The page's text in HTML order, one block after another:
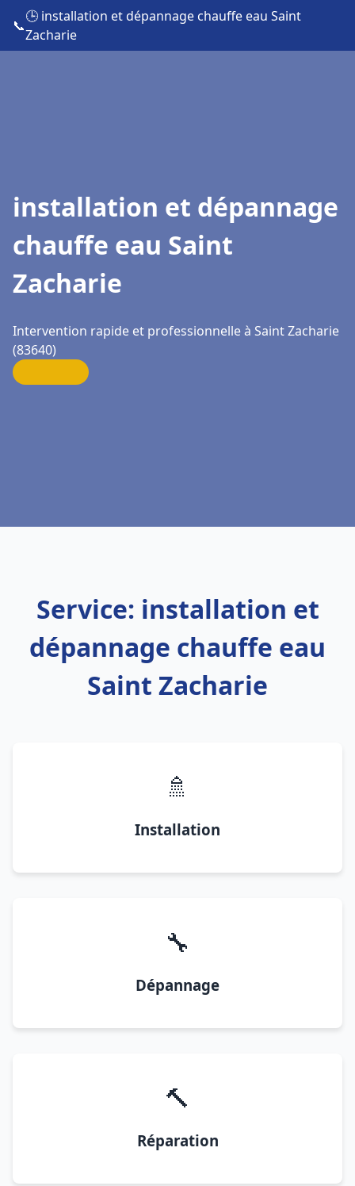
📞
🕒 installation et dépannage chauffe eau Saint
Zacharie
installation et dépannage
chauffe eau Saint
Zacharie
Intervention rapide et professionnelle à Saint Zacharie
(83640)
Service: installation et
dépannage chauffe eau
Saint Zacharie
🚿
Installation
🔧
Dépannage
🔨
Réparation